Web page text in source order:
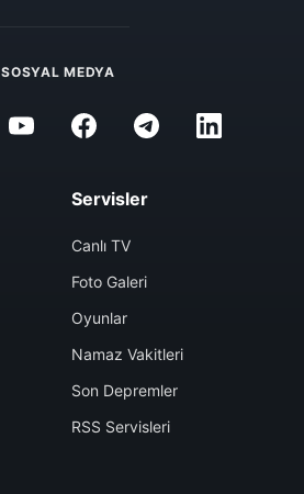
SOSYAL MEDYA
Servisler
Canlı TV
Foto Galeri
Oyunlar
Namaz Vakitleri
Son Depremler
RSS Servisleri